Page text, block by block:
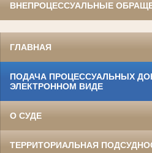
ВНЕПРОЦЕССУАЛЬНЫЕ
ГЛАВНАЯ
ПОДАЧА ПРОЦЕССУАЛЬНЫХ
ЭЛЕКТРОННОМ ВИДЕ
О СУДЕ
ТЕРРИТОРИАЛЬНАЯ